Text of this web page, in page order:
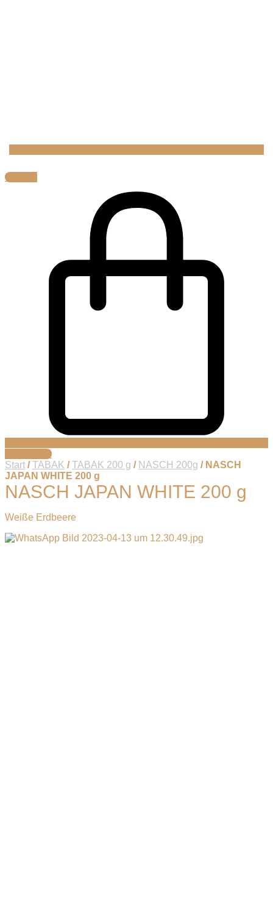
0,00
Warenkorb
Start /TABAK /TABAK 200 g / NASCH 200g / NASCH
JAPAN WHITE 200 g
NASCH JAPAN WHITE 200 g
Weiße Erdbeere